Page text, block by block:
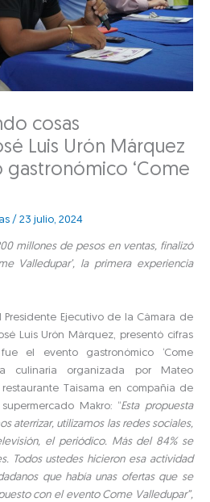
cosas
Luis Urón Márquez
‘Come
/23 julio, 2024
millones de pesos en ventas, finalizó
Valledupar’, la primera experiencia
Presidente Ejecutivo de la Cámara de
Luis Urón Márquez, presentó cifras
el evento gastronómico ‘Come
culinaria organizada por Mateo
Taisama en compañía de
Makro: “Esta propuesta
aterrizar, utilizamos las redes sociales,
el periódico. Más del 84% se
Todos ustedes hicieron esa actividad
que había unas ofertas que se
con el evento Come Valledupar”,